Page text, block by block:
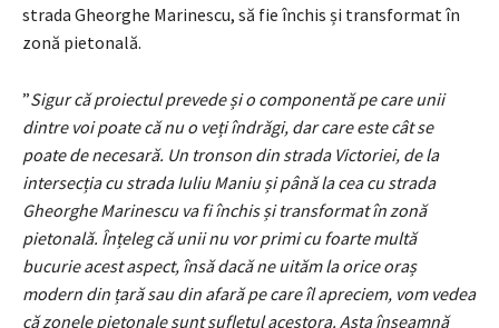
strada Gheorghe Marinescu, să fie închis și transformat în
zonă pietonală.
”Sigur că proiectul prevede și o componentă pe care unii
dintre voi poate că nu o veți îndrăgi, dar care este cât se
poate de necesară. Un tronson din strada Victoriei, de la
intersecția cu strada Iuliu Maniu și până la cea cu strada
Gheorghe Marinescu va fi închis și transformat în zonă
pietonală. Înțeleg că unii nu vor primi cu foarte multă
bucurie acest aspect, însă dacă ne uităm la orice oraș
modern din țară sau din afară pe care îl apreciem, vom vedea
că zonele pietonale sunt sufletul acestora. Asta înseamnă